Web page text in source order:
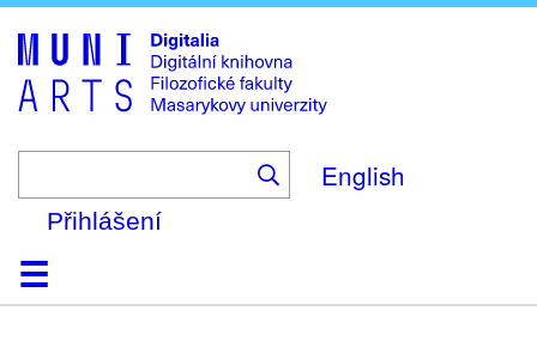
to
main
content
English
Přihlášení
DomůKolekce
Prohlížení
Vyhledávání
O platformě
Nápověda
KontaktDigitalia